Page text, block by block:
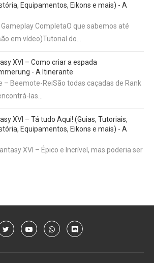
Equipamentos, Eikons e mais) - A
Gameplay CompletaO que sabemos até
em vídeo)Tutorial do…
XVI – Como criar a espada
- A Itinerante
– Beemote-ReiSão todas caçadas de Rank
las…
XVI – Tá tudo Aqui! (Guias, Tutoriais,
Equipamentos, Eikons e mais) - A
XVI – Épico e Incrível, mas poderia ser